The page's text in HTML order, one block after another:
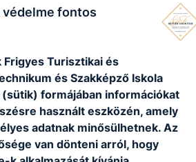
9200
9200
Mosonmagyaróvár,
Mosonyi Mihály utca 1.
3. em. 8.
védelme fontos
Frigyes Turisztikai és
és Szakképző Iskola
formájában információkat
használt eszközén, amely
adatnak minősülhetnek. Az
van dönteni arról, hogy